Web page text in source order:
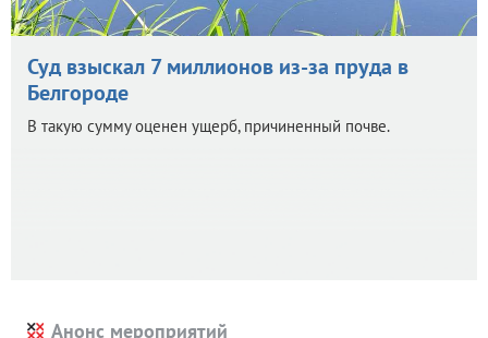
Суд взыскал 7 миллионов из-за пруда в
Белгороде
В такую сумму оценен ущерб, причиненный почве.
Анонс мероприятий